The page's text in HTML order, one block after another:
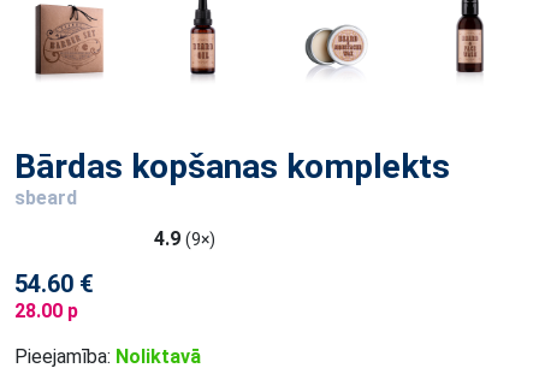
Bārdas kopšanas komplekts
sbeard
4.9 (9×)
54.60 €
28.00 p
Pieejamība: Noliktavā